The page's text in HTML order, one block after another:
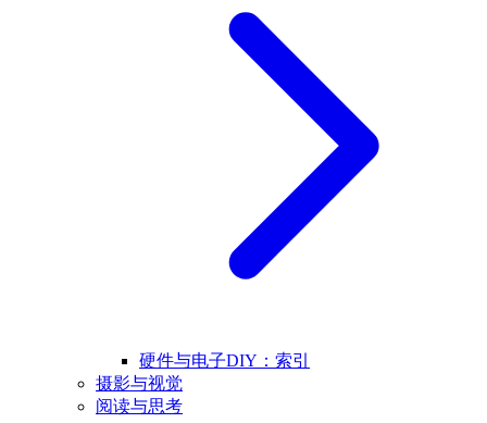
硬件与电子DIY：索引
摄影与视觉
阅读与思考